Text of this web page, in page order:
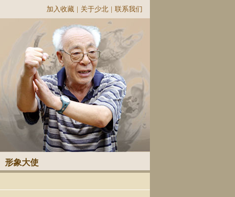
加入收藏 关于少北 联系我们
形象大使